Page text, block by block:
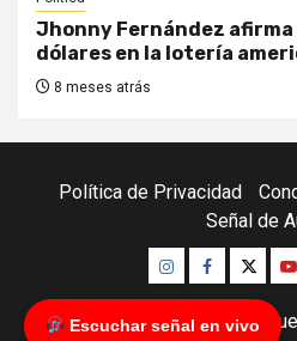
Escuchar señal en vivo
Jhonny Fernández
dólares en la lotería
8 meses atrás
Política de Privacidad
Señal de
InstagramFacebook
Twitter
Copyright © Red